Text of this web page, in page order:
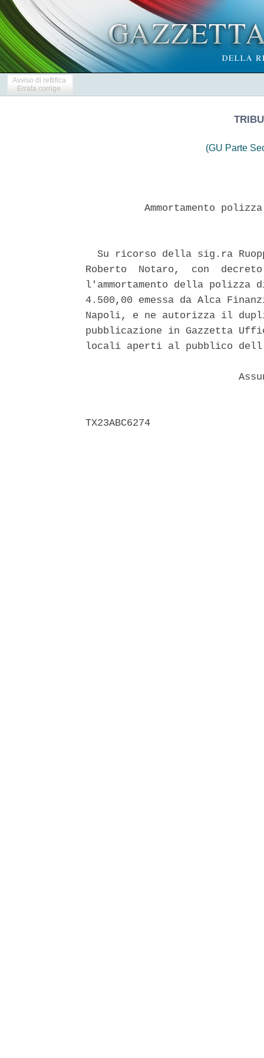
Avviso di rettifica
Errata corrige
(GU Parte
Ammortamento
Su ricorso della sig.ra
Roberto  Notaro,  con
l'ammortamento della
4.500,00 emessa da Alca
Napoli, e ne autorizza il
pubblicazione in Gazzetta
locali aperti al pubblico